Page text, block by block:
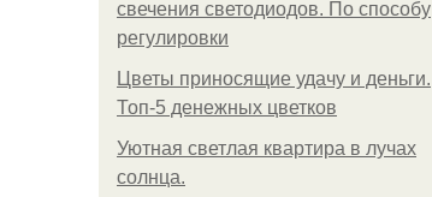
свечения светодиодов. По способу
регулировки
Цветы приносящие удачу и деньги.
Топ-5 денежных цветков
Уютная светлая квартира в лучах
солнца.